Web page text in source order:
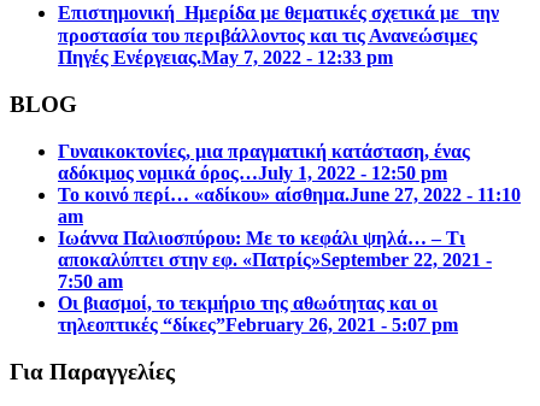
Επιστημονική Ημερίδα με θεματικές σχετικά με την
προστασία του περιβάλλοντος και τις Ανανεώσιμες
Πηγές Ενέργειας.May 7, 2022 - 12:33 pm
BLOG
Γυναικοκτονίες, μια πραγματική κατάσταση, ένας
αδόκιμος νομικά όρος…July 1, 2022 - 12:50 pm
Το κοινό περί… «αδίκου» αίσθημα.June 27, 2022 - 11:10
am
Ιωάννα Παλιοσπύρου: Με το κεφάλι ψηλά… – Τι
αποκαλύπτει στην εφ. «Πατρίς»September 22, 2021 -
7:50 am
Οι βιασμοί, το τεκμήριο της αθωότητας και οι
τηλεοπτικές “δίκες”February 26, 2021 - 5:07 pm
Για Παραγγελίες